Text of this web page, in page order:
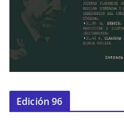
Edición 96